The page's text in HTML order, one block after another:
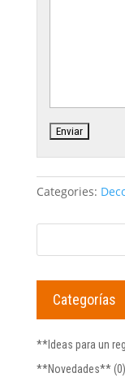
Categories:
Categorías
**Ideas para un
**Novedades** (0)